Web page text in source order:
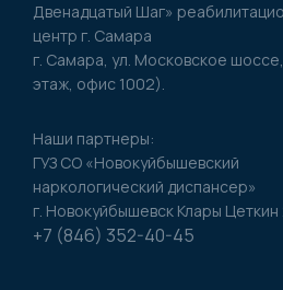
Двенадцатый Шаг»
центр г. Самара
г. Самара, ул. Московское
этаж, офис 1002).
Наши партнеры:
ГУЗ CO «Новокуйбышевский
наркологический диспансер»
г. Новокуйбышевск Клары Цеткин
+7 (846) 352-40-45